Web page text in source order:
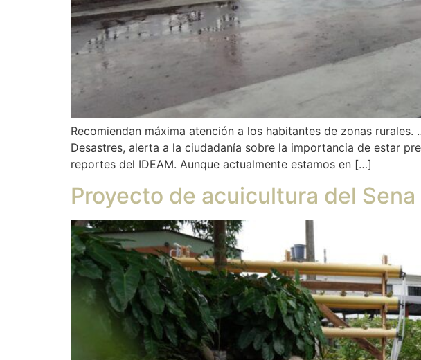
Recomiendan máxima atención a los habitantes de zonas
Desastres, alerta a la ciudadanía sobre la importancia de estar
reportes del IDEAM. Aunque actualmente estamos en […]
Proyecto de acuicultura del